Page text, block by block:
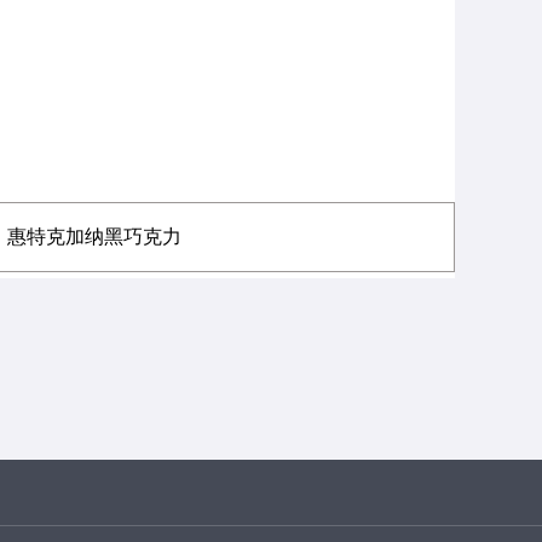
惠特克加纳黑巧克力